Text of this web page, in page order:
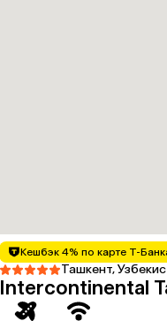
Кешбэк 4% по карте Т-
Ташкент,
Intercontinental